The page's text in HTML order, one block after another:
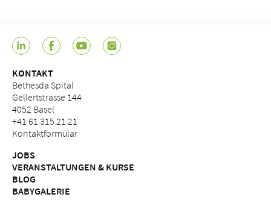
KONTAKT
Bethesda Spital
Gellertstrasse 144
4052 Basel
+41 61 315 21 21
Kontaktformular
JOBS
VERANSTALTUNGEN & KURSE
BLOG
BABYGALERIE